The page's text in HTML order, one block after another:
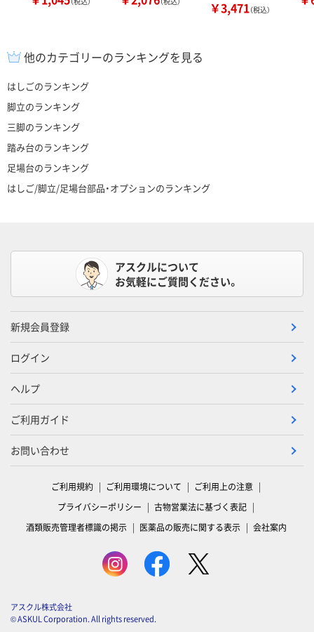
￥3,471（税込）
他のカテゴリーのランキングを見る
はしごのランキング
脚立のランキング
三脚のランキング
踏み台のランキング
足場台のランキング
はしご/脚立/足場台部品・オプションのランキング
アスクルについて
お気軽にご質問ください。
新規会員登録
ログイン
ヘルプ
ご利用ガイド
お問い合わせ
ご利用規約 ご利用環境について
ご利用上の注意
プライバシーポリシー
古物営業法に基づく表記
酒類販売管理者標識の掲示
医薬品の販売に関する表示 会社案内
アスクル株式会社
© ASKUL Corporation. All rights reserved.